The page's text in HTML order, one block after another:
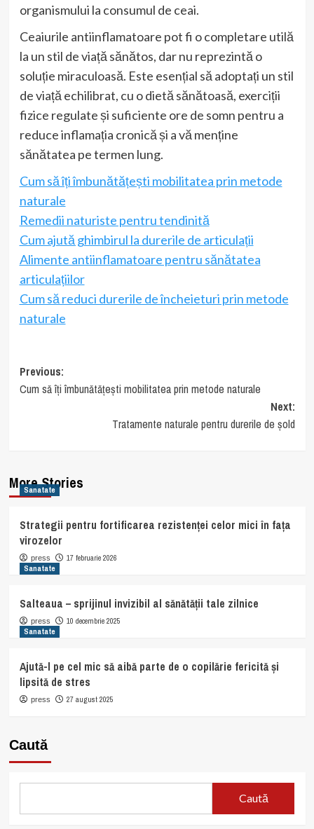
organismului la consumul de ceai.
Ceaiurile antiinflamatoare pot fi o completare utilă
la un stil de viață sănătos, dar nu reprezintă o
soluție miraculoasă. Este esențial să adoptați un stil
de viață echilibrat, cu o dietă sănătoasă, exerciții
fizice regulate și suficiente ore de somn pentru a
reduce inflamația cronică și a vă menține
sănătatea pe termen lung.
Cum să îți îmbunătățești mobilitatea prin metode
naturale
Remedii naturiste pentru tendinită
Cum ajută ghimbirul la durerile de articulații
Alimente antiinflamatoare pentru sănătatea
articulațiilor
Cum să reduci durerile de încheieturi prin metode
naturale
Post
navigation
Previous:
Cum să îți îmbunătățești mobilitatea prin metode naturale
Next:
Tratamente naturale pentru durerile de șold
More Stories
Sanatate
Strategii pentru fortificarea rezistenței celor mici în fața
virozelor
press
17 februarie 2026
Sanatate
Salteaua – sprijinul invizibil al sănătății tale zilnice
press
10 decembrie 2025
Sanatate
Ajută-l pe cel mic să aibă parte de o copilărie fericită și
lipsită de stres
press 27 august 2025
Caută
Caută